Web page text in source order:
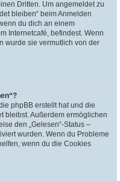
Dritten. Um angemeldet zu
bleiben“ beim Anmelden
du dich an einem
Internetcafé, befindest. Wenn
wurde sie vermutlich von der
phpBB erstellt hat und die
bleibst. Außerdem ermöglichen
den „Gelesen“-Status –
wurden. Wenn du Probleme
wenn du die Cookies